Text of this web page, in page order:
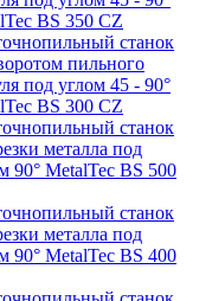
BS 350 CZ
станок
пильного
под углом 45 - 90°
BS 300 CZ
станок
металла под
90° MetalTec BS 500
станок
металла под
90° MetalTec BS 400